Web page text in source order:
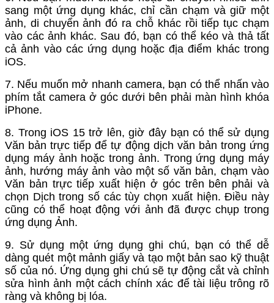
sang một ứng dụng khác, chỉ cần chạm và giữ một
ảnh, di chuyển ảnh đó ra chỗ khác rồi tiếp tục chạm
vào các ảnh khác. Sau đó, bạn có thể kéo và thả tất
cả ảnh vào các ứng dụng hoặc địa điểm khác trong
iOS.
7. Nếu muốn mở nhanh camera, bạn có thể nhấn vào
phím tắt camera ở góc dưới bên phải màn hình khóa
iPhone.
8. Trong iOS 15 trở lên, giờ đây bạn có thể sử dụng
Văn bản trực tiếp để tự động dịch văn bản trong ứng
dụng máy ảnh hoặc trong ảnh. Trong ứng dụng máy
ảnh, hướng máy ảnh vào một số văn bản, chạm vào
Văn bản trực tiếp xuất hiện ở góc trên bên phải và
chọn Dịch trong số các tùy chọn xuất hiện. Điều này
cũng có thể hoạt động với ảnh đã được chụp trong
ứng dụng Ảnh.
9. Sử dụng một ứng dụng ghi chú, bạn có thể dễ
dàng quét một mảnh giấy và tạo một bản sao kỹ thuật
số của nó. Ứng dụng ghi chú sẽ tự động cắt và chỉnh
sửa hình ảnh một cách chính xác để tài liệu trông rõ
ràng và không bị lóa.